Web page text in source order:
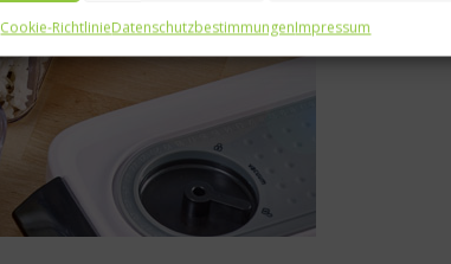
Cookie-RichtlinieDatenschutzbestimmungenImpressum